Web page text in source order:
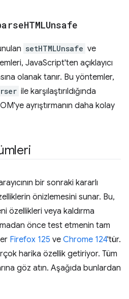
HTMLUnsafe
setHTMLUnsafe ve
JavaScript'ten açıklayıcı
olanak tanır. Bu yöntemler,
ile karşılaştırıldığında
ayrıştırmanın daha kolay
bir sonraki kararlı
önizlemesini sunar. Bu,
özellikleri veya kaldırma
önce test etmenin tam
Firefox 125 ve Chrome 124'tür.
harika özellik getiriyor. Tüm
göz atın. Aşağıda bunlardan